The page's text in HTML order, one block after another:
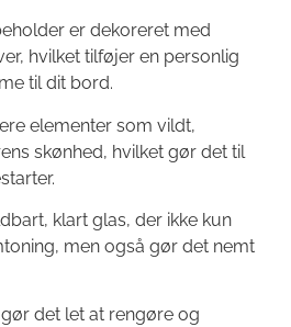
er dekoreret med
hvilket tilføjer en personlig
til dit bord.
elementer som vildt,
skønhed, hvilket gør det til
klart glas, der ikke kun
men også gør det nemt
det let at rengøre og